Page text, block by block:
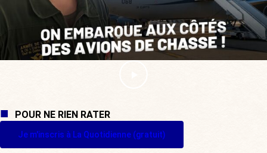
POUR NE RIEN RATER
Je m'inscris à La Quotidienne (gratuit)